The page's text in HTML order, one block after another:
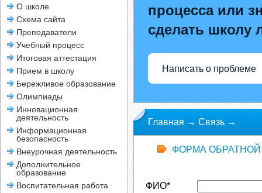
О школе
Схема сайта
Преподаватели
Учебный процесс
Итоговая аттестация
Прием в школу
Бережливое образование
Олимпиады
Инновационная
деятельность
Информационная
безопасность
Внеурочная деятельность
Дополнительное
образование
Воспитательная работа
процесса или
сделать школу
Написать о проблеме
Главная → Связь →
ФОРМА
ФИО*